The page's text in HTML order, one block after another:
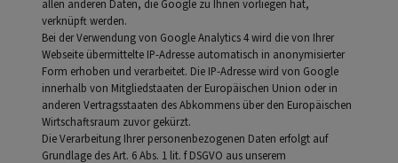
allen anderen Daten, die Google zu Ihnen vorliegen hat,
verknüpft werden.
Bei der Verwendung von Google Analytics 4 wird die von Ihrer
Webseite übermittelte IP-Adresse automatisch in anonymisierter
Form erhoben und verarbeitet. Die IP-Adresse wird von Google
innerhalb von Mitgliedstaaten der Europäischen Union oder in
anderen Vertragsstaaten des Abkommens über den Europäischen
Wirtschaftsraum zuvor gekürzt.
Die Verarbeitung Ihrer personenbezogenen Daten erfolgt auf
Grundlage des Art. 6 Abs. 1 lit. f DSGVO aus unserem